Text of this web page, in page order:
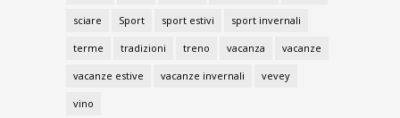
sciare Sport sport estivi sport invernali
terme tradizioni treno vacanza vacanze
vacanze estive vacanze invernali vevey
vino